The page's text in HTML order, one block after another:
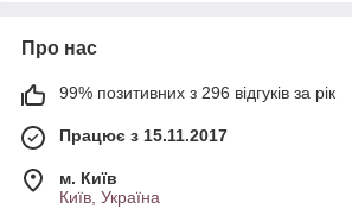
Про нас
99% позитивних з 296 відгуків за рік
Працює з 15.11.2017
м. Київ
Київ, Україна